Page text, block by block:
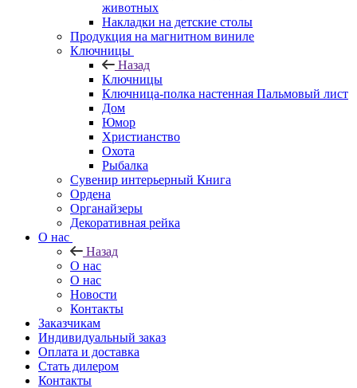
животных
Накладки на детские столы
Продукция на магнитном виниле
Ключницы
Назад
Ключницы
Ключница-полка настенная Пальмовый лист
Дом
Юмор
Христианство
Охота
Рыбалка
Сувенир интерьерный Книга
Ордена
Органайзеры
Декоративная рейка
О нас
Назад
О нас
О нас
Новости
Контакты
Заказчикам
Индивидуальный заказ
Оплата и доставка
Стать дилером
Контакты